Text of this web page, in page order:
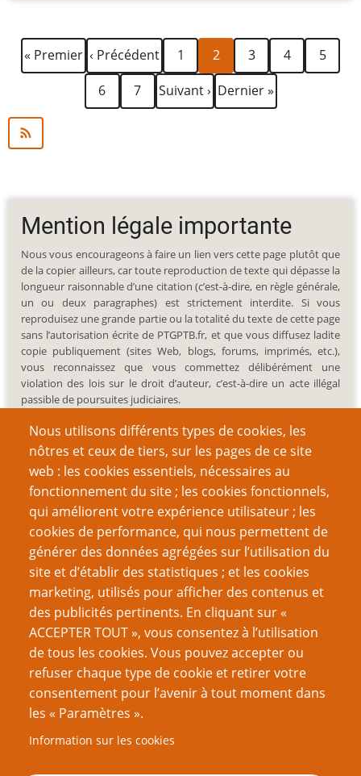
Pagination
Première
page
« Premier
Page
précédente
‹ Précédent Page
1
Page
courante
2 Page
3 Page
4 Page
5
Page
6 Page
7
Page
suivante
Suivant › Dernière
page
Dernier »
Nous utilisons différents types de cookies, les
nôtres et ceux de tiers, sur les pages de ce site
web : les cookies essentiels, nécessaires au
fonctionnement du site ; les cookies fonctionnels,
qui améliorent votre expérience utilisateur ; les
cookies de performance, qui nous permettent de
générer des données agrégées sur l’utilisation du
site et d’établir des statistiques ; et les cookies
marketing, utilisés pour afficher des contenus et
des publicités pertinents. En cliquant sur «
ACCEPTER TOUT », vous consentez à l’utilisation
de tous les cookies. Vous pouvez accepter ou
refuser chaque type de cookie et retirer votre
consentement pour l’avenir à tout moment dans
les « Paramètres ».
Information sur les cookies
Mention légale importante
Nous vous encourageons à faire un lien vers cette page plutôt que
de la copier ailleurs, car toute reproduction de texte qui dépasse la
longueur raisonnable d’une citation (c’est-à-dire, en règle générale,
un ou deux paragraphes) est strictement interdite. Si vous
reproduisez une grande partie ou la totalité du texte de cette page
sans l’autorisation écrite de PTGPTB.fr, et que vous diffusez ladite
copie publiquement (sites Web, blogs, forums, imprimés, etc.),
vous reconnaissez que vous commettez délibérément une
violation des lois sur le droit d’auteur, c’est-à-dire un acte illégal
passible de poursuites judiciaires.
Recherche
Nom d'utilisateur
Mot de passe